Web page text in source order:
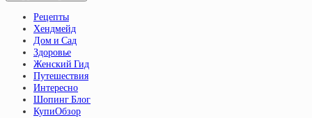
Рецепты
Хендмейд
Дом и Сад
Здоровье
Женский Гид
Путешествия
Интересно
Шопинг Блог
КупиОбзор